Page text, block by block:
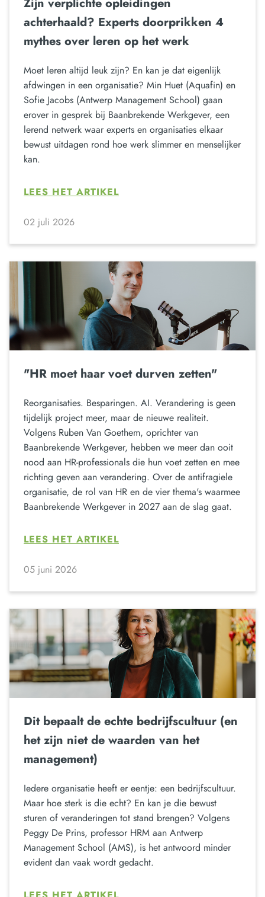
achterhaald? Experts doorprikken 4
mythes over leren op het werk
Moet leren altijd leuk zijn? En kan je dat eigenlijk
afdwingen in een organisatie? Min Huet (Aquafin) en
Sofie Jacobs (Antwerp Management School) gaan
erover in gesprek bij Baanbrekende Werkgever, een
lerend netwerk waar experts en organisaties elkaar
bewust uitdagen rond hoe werk slimmer en menselijker
kan.
LEES HET ARTIKEL
02 juli 2026
"HR moet haar voet durven zetten"
Reorganisaties. Besparingen. AI. Verandering is geen
tijdelijk project meer, maar de nieuwe realiteit.
Volgens Ruben Van Goethem, oprichter van
Baanbrekende Werkgever, hebben we meer dan ooit
nood aan HR-professionals die hun voet zetten en mee
richting geven aan verandering. Over de antifragiele
organisatie, de rol van HR en de vier thema's waarmee
Baanbrekende Werkgever in 2027 aan de slag gaat.
LEES HET ARTIKEL
05 juni 2026
Dit bepaalt de echte bedrijfscultuur (en
het zijn niet de waarden van het
management)
Iedere organisatie heeft er eentje: een bedrijfscultuur.
Maar hoe sterk is die echt? En kan je die bewust
sturen of veranderingen tot stand brengen? Volgens
Peggy De Prins, professor HRM aan Antwerp
Management School (AMS), is het antwoord minder
evident dan vaak wordt gedacht.